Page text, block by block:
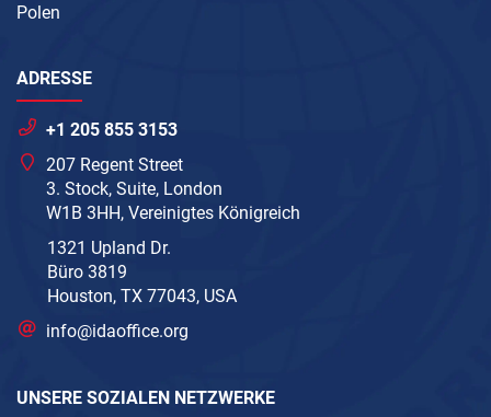
Polen
ADRESSE
+1 205 855 3153
207 Regent Street
3. Stock, Suite, London
W1B 3HH, Vereinigtes Königreich
1321 Upland Dr.
Büro 3819
Houston, TX 77043, USA
info@idaoffice.org
UNSERE SOZIALEN NETZWERKE